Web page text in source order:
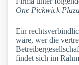
One Pickwick
Ein
wäre, wer die
findet sich im